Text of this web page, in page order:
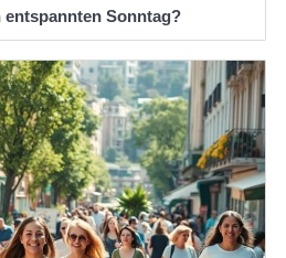
entspannten Sonntag?